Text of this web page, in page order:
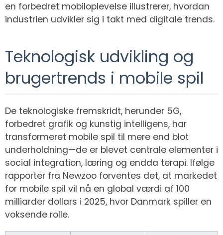
en forbedret mobiloplevelse illustrerer, hvordan
industrien udvikler sig i takt med digitale trends.
Teknologisk udvikling og
brugertrends i mobile spil
De teknologiske fremskridt, herunder 5G,
forbedret grafik og kunstig intelligens, har
transformeret mobile spil til mere end blot
underholdning—de er blevet centrale elementer i
social integration, læring og endda terapi. Ifølge
rapporter fra Newzoo forventes det, at markedet
for mobile spil vil nå en global værdi af 100
milliarder dollars i 2025, hvor Danmark spiller en
voksende rolle.